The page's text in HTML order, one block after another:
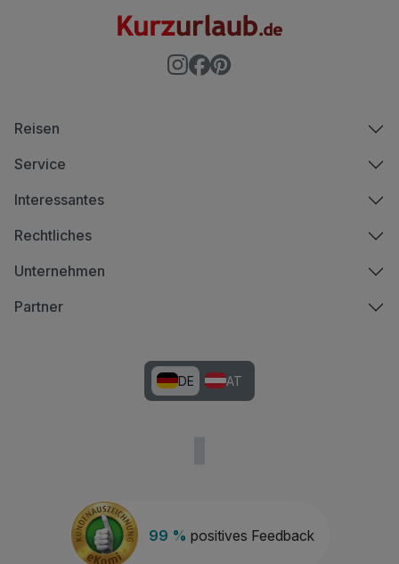
99 % positives Feedback
Reisen
Service
Interessantes
Rechtliches
Unternehmen
Partner
DE AT